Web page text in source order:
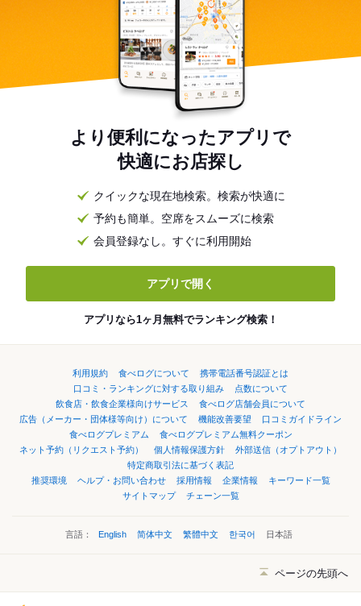
より便利になったアプリで
快適にお店探し
クイックな現在地検索。検索が快適に
予約も簡単。空席をスムーズに検索
会員登録なし。すぐに利用開始
アプリで開く
アプリなら1ヶ月無料でランキング検索！
利用規約 食べログについて
携帯電話番号認証とは
口コミ・ランキングに対する取り組み
点数について
飲食店・飲食企業様向けサービス
食べログ店舗会員について
広告（メーカー・団体様等向け）について
機能改善要望
口コミガイドライン
食べログプレミアム
食べログプレミアム無料クーポン
ネット予約（リクエスト予約）
個人情報保護方針
外部送信（オプトアウト）
特定商取引法に基づく表記
推奨環境
ヘルプ・お問い合わせ 採用情報 企業情報
キーワード一覧
サイトマップ
チェーン一覧
言語： English 简体中文 繁體中文 한국어 日本語
ページの先頭へ